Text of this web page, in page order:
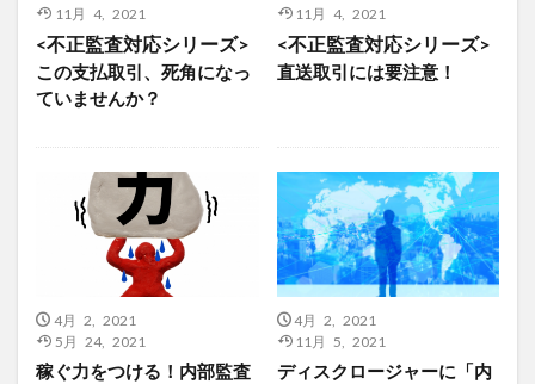
11月 4, 2021
<不正監査対応シリーズ>
この支払取引、死角になっ
ていませんか？
11月 4, 2021
<不正監査対応シリーズ>
直送取引には要注意！
4月 2, 2021
5月 24, 2021
稼ぐ力をつける！内部監査
4月 2, 2021
11月 5, 2021
ディスクロージャーに「内